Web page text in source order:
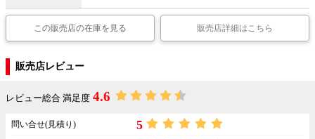
この販売店の在庫を見る 販売店詳細はこちら
販売店レビュー
レビュー総合 満足度 4.6
問い合せ(見積り) 5